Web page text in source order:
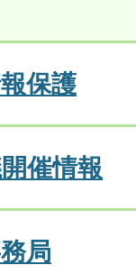
保護
催情報
局